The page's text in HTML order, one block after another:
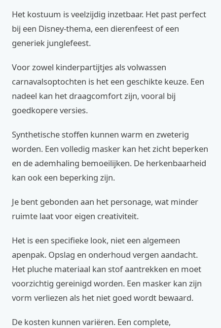
Het kostuum is veelzijdig inzetbaar. Het past perfect
bij een Disney-thema, een dierenfeest of een
generiek junglefeest.
Voor zowel kinderpartijtjes als volwassen
carnavalsoptochten is het een geschikte keuze. Een
nadeel kan het draagcomfort zijn, vooral bij
goedkopere versies.
Synthetische stoffen kunnen warm en zweterig
worden. Een volledig masker kan het zicht beperken
en de ademhaling bemoeilijken. De herkenbaarheid
kan ook een beperking zijn.
Je bent gebonden aan het personage, wat minder
ruimte laat voor eigen creativiteit.
Het is een specifieke look, niet een algemeen
apenpak. Opslag en onderhoud vergen aandacht.
Het pluche materiaal kan stof aantrekken en moet
voorzichtig gereinigd worden. Een masker kan zijn
vorm verliezen als het niet goed wordt bewaard.
De kosten kunnen variëren. Een complete,